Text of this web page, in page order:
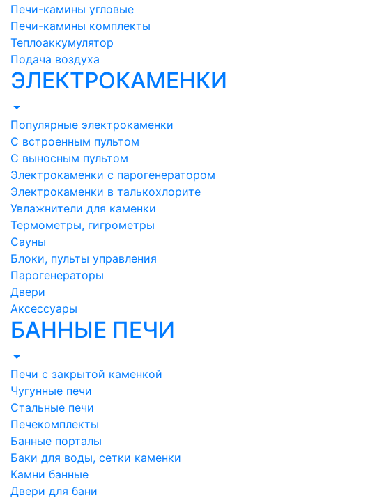
Печи-камины угловые
Печи-камины комплекты
Теплоаккумулятор
Подача воздуха
ЭЛЕКТРОКАМЕНКИ
Популярные электрокаменки
С встроенным пультом
С выносным пультом
Электрокаменки с парогенератором
Электрокаменки в талькохлорите
Увлажнители для каменки
Термометры, гигрометры
Сауны
Блоки, пульты управления
Парогенераторы
Двери
Аксессуары
БАННЫЕ ПЕЧИ
Печи с закрытой каменкой
Чугунные печи
Стальные печи
Печекомплекты
Банные порталы
Баки для воды, сетки каменки
Камни банные
Двери для бани